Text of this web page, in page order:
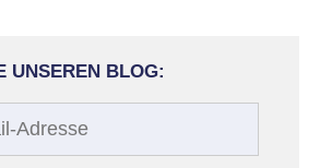
UNSEREN BLOG: